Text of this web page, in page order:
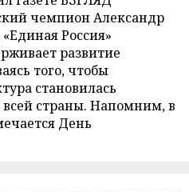
чемпион Александр
Россия»
развитие
того, чтобы
становилась
страны. Напомним, в
День